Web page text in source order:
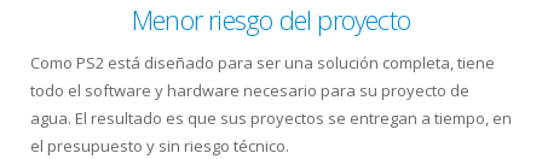
Menor riesgo del proyecto
Como PS2 está diseñado para ser una solución completa, tiene
todo el software y hardware necesario para su proyecto de
agua. El resultado es que sus proyectos se entregan a tiempo, en
el presupuesto y sin riesgo técnico.